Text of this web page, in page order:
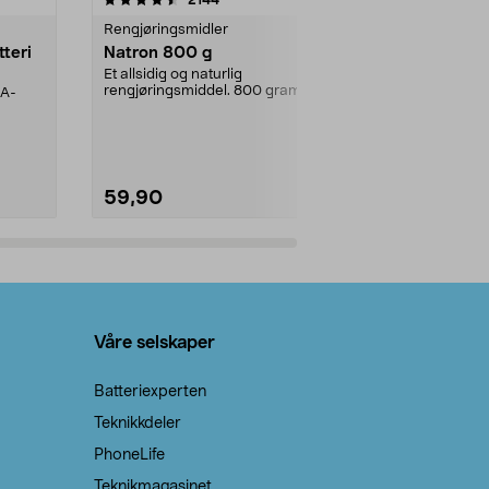
Rengjøringsmidler
Natron 800 g
Et allsidig og naturlig
rengjøringsmiddel. 800 gram
59,90
Våre selskaper
Batteriexperten
Teknikkdeler
PhoneLife